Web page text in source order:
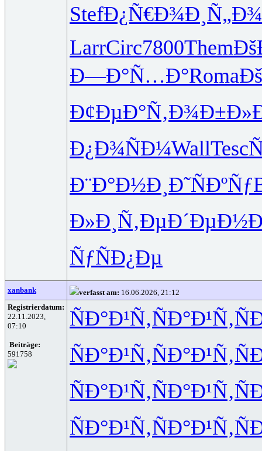
StefÐ¿Ñ€Ð¾Ð¸
LarrCirc7800Them
Ð—Ð°Ñ…Ð°Roma
Ð¢ÐµÐ°Ñ‚
Ð¿Ð¾ÑÐ¼WallTesc
Ð¨Ð°Ð½Ð¸ Ð˜ÑÐºÑƒ
Ð»Ð¸Ñ‚Ðµ
ÑƒÑÐ¿Ðµ
xanbank verfasst am: 16.06.2026, 21:12
Registrierdatum:
22.11.2023,
07:10
Beiträge:
591758
ÑÐ°Ð¹Ñ‚ÑÐ°Ð¹Ñ‚
ÑÐ°Ð¹Ñ‚ÑÐ°Ð¹Ñ‚
ÑÐ°Ð¹Ñ‚ÑÐ°Ð¹Ñ‚
ÑÐ°Ð¹Ñ‚ÑÐ°Ð¹Ñ‚